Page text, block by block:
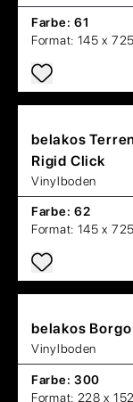
Farbe: 61
Format: 145 x
belakos
Rigid Click
Vinylboden
Farbe: 62
Format: 145 x
belakos
Vinylboden
Farbe: 300
Format: 228 x